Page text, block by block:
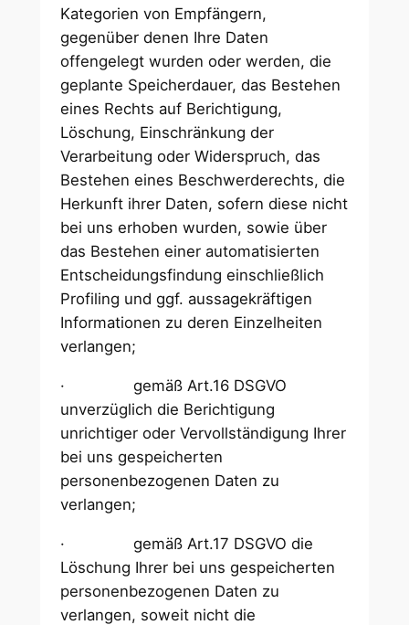
Kategorien von Empfängern,
gegenüber denen Ihre Daten
offengelegt wurden oder werden, die
geplante Speicherdauer, das Bestehen
eines Rechts auf Berichtigung,
Löschung, Einschränkung der
Verarbeitung oder Widerspruch, das
Bestehen eines Beschwerderechts, die
Herkunft ihrer Daten, sofern diese nicht
bei uns erhoben wurden, sowie über
das Bestehen einer automatisierten
Entscheidungsfindung einschließlich
Profiling und ggf. aussagekräftigen
Informationen zu deren Einzelheiten
verlangen;
· gemäß Art.16 DSGVO
unverzüglich die Berichtigung
unrichtiger oder Vervollständigung Ihrer
bei uns gespeicherten
personenbezogenen Daten zu
verlangen;
· gemäß Art.17 DSGVO die
Löschung Ihrer bei uns gespeicherten
personenbezogenen Daten zu
verlangen, soweit nicht die